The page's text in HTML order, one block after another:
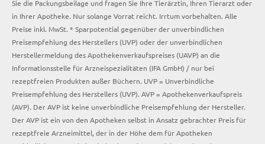
Sie die Packungsbeilage und fragen Sie Ihre Tierärztin, Ihren Tierarzt oder
in Ihrer Apotheke. Nur solange Vorrat reicht. Irrtum vorbehalten. Alle
Preise inkl. MwSt. * Sparpotential gegenüber der unverbindlichen
Preisempfehlung des Herstellers (UVP) oder der unverbindlichen
Herstellermeldung des Apothekenverkaufspreises (UAVP) an die
Informationsstelle für Arzneispezialitäten (IFA GmbH) / nur bei
rezeptfreien Produkten außer Büchern. UVP = Unverbindliche
Preisempfehlung des Herstellers (UVP). AVP = Apothekenverkaufspreis
(AVP). Der AVP ist keine unverbindliche Preisempfehlung der Hersteller.
Der AVP ist ein von den Apotheken selbst in Ansatz gebrachter Preis für
rezeptfreie Arzneimittel, der in der Höhe dem für Apotheken